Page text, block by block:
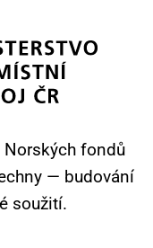
Norských fondů
— budování
soužití.